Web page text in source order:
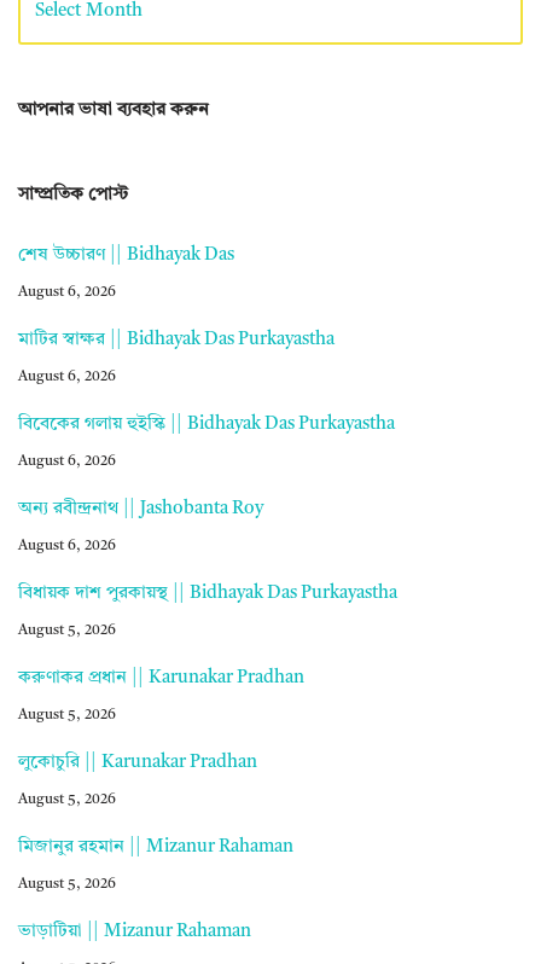
আপনার ভাষা ব্যবহার করুন
সাম্প্রতিক পোস্ট
শেষ উচ্চারণ || Bidhayak Das
August 6, 2026
মাটির স্বাক্ষর || Bidhayak Das Purkayastha
August 6, 2026
বিবেকের গলায় হুইস্কি || Bidhayak Das Purkayastha
August 6, 2026
অন্য রবীন্দ্রনাথ || Jashobanta Roy
August 6, 2026
বিধায়ক দাশ পুরকায়স্থ || Bidhayak Das Purkayastha
August 5, 2026
করুণাকর প্রধান || Karunakar Pradhan
August 5, 2026
লুকোচুরি || Karunakar Pradhan
August 5, 2026
মিজানুর রহমান || Mizanur Rahaman
August 5, 2026
ভাড়াটিয়া || Mizanur Rahaman